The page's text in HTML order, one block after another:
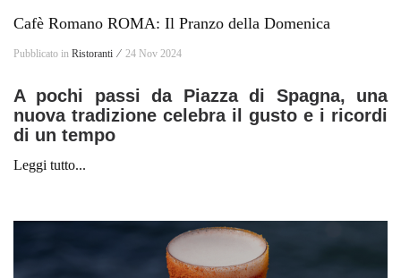
Cafè Romano ROMA: Il Pranzo della Domenica
Pubblicato in Ristoranti ⁄ 24 Nov 2024
A pochi passi da Piazza di Spagna, una
nuova tradizione celebra il gusto e i ricordi
di un tempo
Leggi tutto...